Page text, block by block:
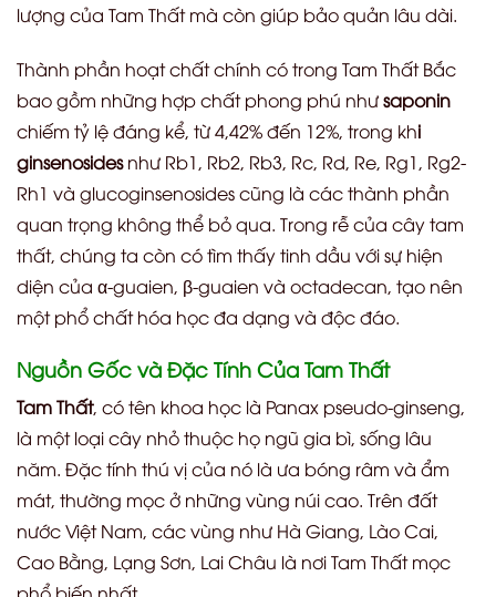
lượng của Tam Thất mà còn giúp bảo quản lâu dài.
Thành phần hoạt chất chính có trong Tam Thất Bắc
bao gồm những hợp chất phong phú nhưsaponin
chiếm tỷ lệ đáng kể, từ 4,42% đến 12%, trong khi
ginsenosidesnhư Rb1, Rb2, Rb3, Rc, Rd, Re, Rg1, Rg2-
Rh1 và glucoginsenosides cũng là các thành phần
quan trọng không thể bỏ qua. Trong rễ của cây tam
thất, chúng ta còn có tìm thấy tinh dầu với sự hiện
diện của α-guaien, β-guaien và octadecan, tạo nên
một phổ chất hóa học đa dạng và độc đáo.
Nguồn Gốc và Đặc Tính Của Tam Thất
Tam Thất, có tên khoa học là Panax pseudo-ginseng,
là một loại cây nhỏ thuộc họ ngũ gia bì, sống lâu
năm. Đặc tính thú vị của nó là ưa bóng râm và ẩm
mát, thường mọc ở những vùng núi cao. Trên đất
nước Việt Nam, các vùng như Hà Giang, Lào Cai,
Cao Bằng, Lạng Sơn, Lai Châu là nơi Tam Thất mọc